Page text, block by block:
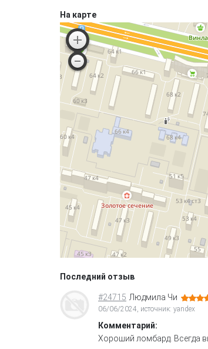
На карте
Последний отзыв
#24715 Людмила Чи
06/06/2024, источник: yandex
Комментарий:
Хороший ломбард. Всегда